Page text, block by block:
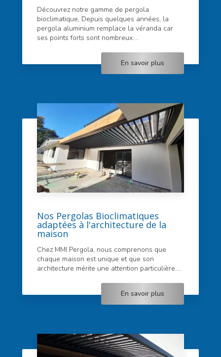
Découvrez notre gamme de pergola
bioclimatique, Depuis quelques années, la
pergola aluminium remplace la véranda car
ses points forts sont nombreux....
En savoir plus
Nos Pergolas Bioclimatiques
adaptées à l'architecture de la
maison
Chez MMI Pergola, nous comprenons que
chaque maison est unique et que son
architecture mérite une attention particulière....
En savoir plus